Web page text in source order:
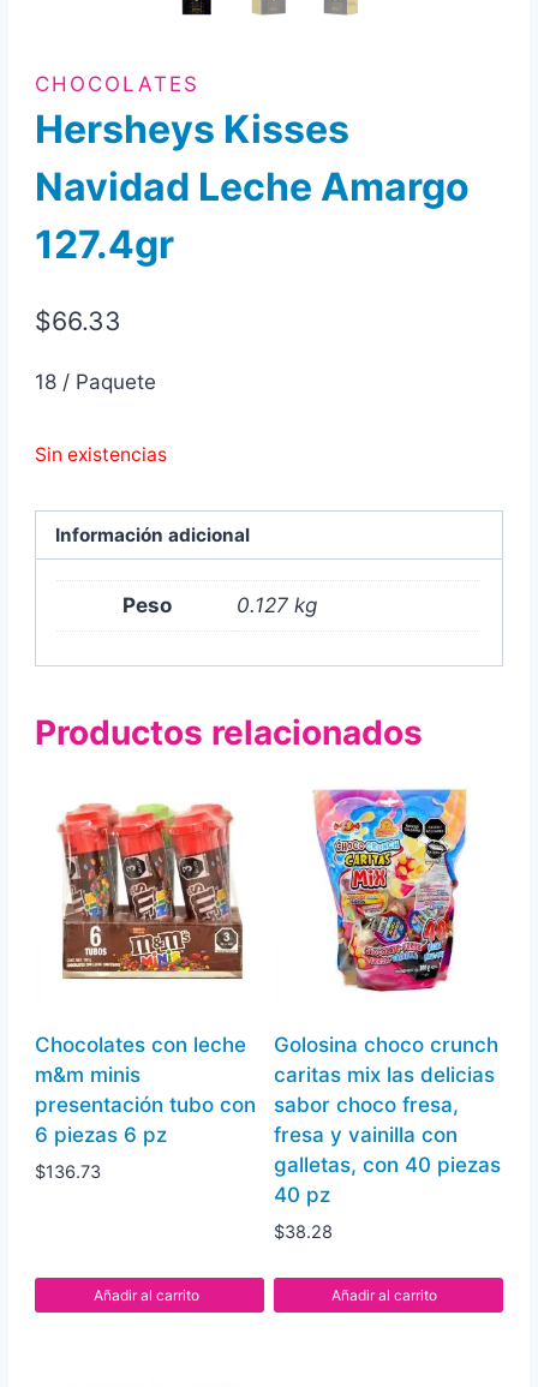
CHOCOLATES
Hersheys Kisses
Navidad Leche Amargo
127.4gr
$66.33
18 / Paquete
Sin existencias
Información adicional
Peso 0.127 kg
Productos relacionados
Chocolates con leche
m&m minis
presentación tubo con
6 piezas 6 pz
$136.73
Añadir al carrito
Golosina choco crunch
caritas mix las delicias
sabor choco fresa,
fresa y vainilla con
galletas, con 40 piezas
40 pz
$38.28
Añadir al carrito